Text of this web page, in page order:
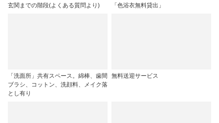
玄関までの階段(よくある質問より) 「色浴衣無料貸出」
「洗面所」共有スペース。綿棒、歯間
ブラシ、コットン、洗顔料、メイク落
とし有り
無料送迎サービス